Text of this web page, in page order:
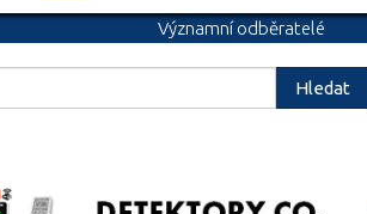
Významní odběratelé
Hledat